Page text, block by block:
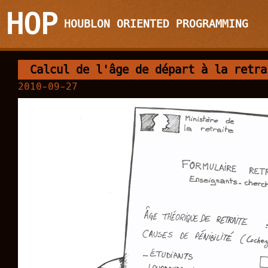
HOP HOUBLON ORIENTED PROGRAMMING
Calcul de l'âge de départ à la
2010-09-27